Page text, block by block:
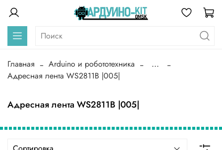
Главная Arduino и робототехника
...
Адресная лента WS2811B |005|
Адресная лента WS2811B |005|